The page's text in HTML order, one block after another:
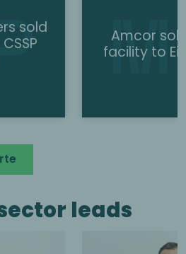
sold
Amcor
facility to
leads